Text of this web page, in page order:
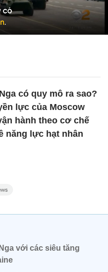
có quy mô ra sao?
lực của Moscow
hành theo cơ chế
năng lực hạt nhân
với các siêu tăng